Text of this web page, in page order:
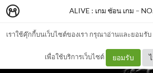
เราใช้คุ๊กกี้บนเว็บไซต์ของเรา กรุณาอ่านและยอมรับ
เพื่อใช้บริการเว็บไซต์ ยอมรับ
ALIVE : เกม ซ้อน เกม –